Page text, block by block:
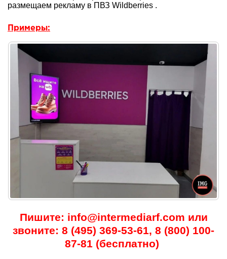
размещаем рекламу в ПВЗ Wildberries .
Примеры:
Пишите: info@intermediarf.com или
звоните: 8 (495) 369-53-61, 8 (800) 100-
87-81 (бесплатно)